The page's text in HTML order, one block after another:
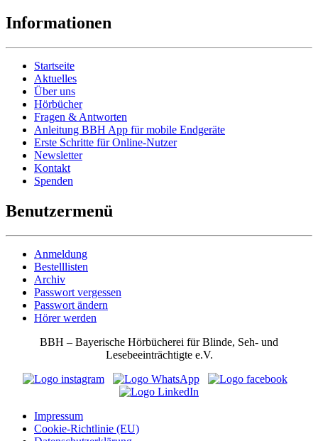
Informationen
Startseite
Aktuelles
Über uns
Hörbücher
Fragen & Antworten
Anleitung BBH App für mobile Endgeräte
Erste Schritte für Online-Nutzer
Newsletter
Kontakt
Spenden
Benutzermenü
Anmeldung
Bestelllisten
Archiv
Passwort vergessen
Passwort ändern
Hörer werden
BBH – Bayerische Hörbücherei für Blinde, Seh- und
Lesebeeinträchtigte e.V.
Impressum
Cookie-Richtlinie (EU)